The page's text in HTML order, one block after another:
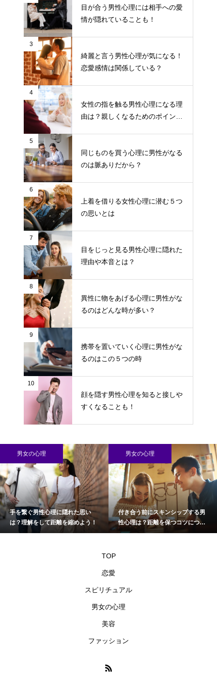
目が合う男性心理には相手への愛
情が隠れていることも！
3
綺麗と言う男性心理が気になる！
恋愛感情は関係している？
4
女性の指を触る男性心理になる理
由は？親しくなるためのポイント
5
同じものを買う心理に男性がなる
のは脈ありだから？
6
上着を借りる女性心理に潜む５つ
の思いとは
7
目をじっと見る男性心理に隠れた
理由や本音とは？
8
異性に物をあげる心理に男性がな
るのはどんな時が多い？
9
携帯を置いていく心理に男性がな
るのはこの５つの時
10
顔を隠す男性心理を知ると接しや
すくなることも！
男女の心理
手を繋ぐ男性心理に隠れた思い
は？理解をして距離を縮めよう！
男女の心理
付き合う前にスキンシップする男
性心理は？距離を保つコツについ
て
TOP
恋愛
スピリチュアル
男女の心理
美容
ファッション